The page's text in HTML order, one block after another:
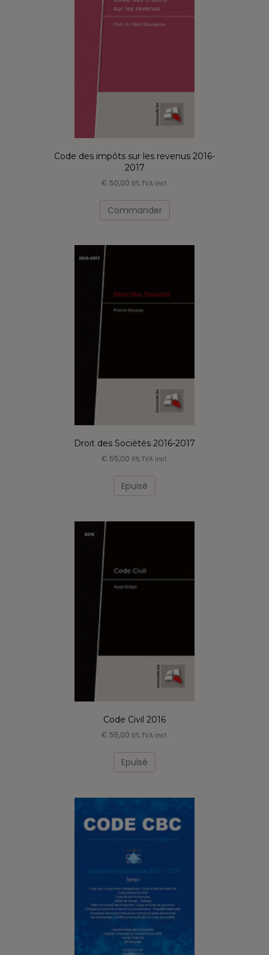
Code des impôts sur les revenus 2016-
2017
€ 50,00 6% TVA incl.
Commander
a
variations.
être
choisies
Droit des Sociétés 2016-2017
€ 55,00 6% TVA incl.
Epuisé
Code Civil 2016
€ 55,00 6% TVA incl.
Epuisé